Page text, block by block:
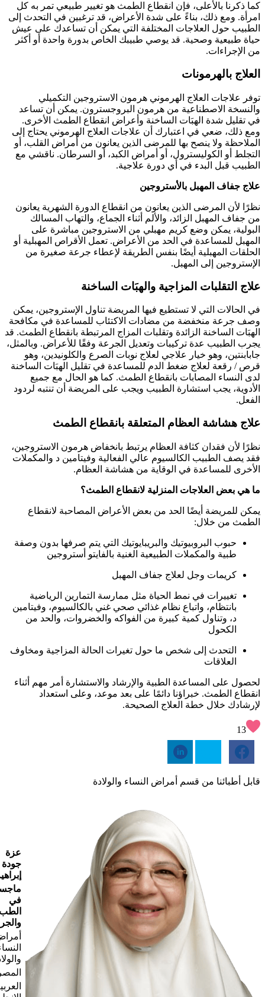
كما ذكرنا بالأعلى، فإن انقطاع الطمث هو تغيير طبيعي تمر به كل
امرأة. ومع ذلك، بناءً على شدة الأعراض، قد ترغبين في التحدث إلى
الطبيب حول العلاجات المختلفة التي يمكن أن تساعدك على عيش
حياة طبيعية وصحية. قد يوصي طبيبك الخاص بدورة واحدة أو أكثر
من الإجراءات.
العلاج بالهرمونات
توفر علاجات العلاج الهرموني هرمون الاستروجين التكميلي
والنسخة الاصطناعية من هرمون البروجسترون. يمكن أن تساعد
في تقليل شدة الهبَات الساخنة وأعراض انقطاع الطمث الأخرى.
ومع ذلك، ضعي في اعتبارك أن علاجات العلاج الهرموني يحتاج إلى
الملاحظة ولا ينصح بها للمرضى الذين يعانون من أمراض القلب، أو
التجلط أو الكوليسترول، أو أمراض الكبد، أو السرطان. ناقشي مع
الطبيب قبل البدء في أي دورة علاجية.
علاج جفاف المهبل بالأستروجين
نظرًا لأن المرضى الذين يعانون من انقطاع الدورة الشهرية يعانون
من جفاف المهبل الزائد، والألم أثناء الجماع، والتهاب المسالك
البولية، يمكن وضع كريم مهبلي من الاستروجين مباشرة على
المهبل للمساعدة في الحد من الأعراض. تعمل الأقراص المهبلية أو
الحلقات المهبلية أيضًا بنفس الطريقة لإعطاء جرعة صغيرة من
الإستروجين إلى المهبل.
علاج التقلبات المزاجية والهبَات الساخنة
في الحالات التي لا تستطيع فيها المريضة تناول الإستروجين، يمكن
وصف جرعة منخفضة من مضادات الاكتئاب للمساعدة في مكافحة
الهبَات الساخنة الزائدة وتقلبات المزاج المرتبطة بانقطاع الطمث. قد
يجرب الطبيب عدة تركيبات وتعديل الجرعة وفقًا للأعراض. وبالمثل،
جابابنتين، وهو خيار علاجي لعلاج نوبات الصرع والكلونيدين، وهو
قرص / رقعة لعلاج ضغط الدم للمساعدة في تقليل الهبَات الساخنة
لدى النساء المصابات بانقطاع الطمث. كما هو الحال مع جميع
الأدوية، يجب استشارة الطبيب ويجب على المريضة أن تنتبه لردود
الفعل.
علاج هشاشة العظام المتعلقة بانقطاع الطمث
نظرًا لأن فقدان كثافة العظام يرتبط بانخفاض هرمون الاستروجين،
فقد يصف الطبيب الكالسيوم عالي الفعالية وفيتامين د والمكملات
الأخرى للمساعدة في الوقاية من هشاشة العظام.
ما هي بعض العلاجات المنزلية لانقطاع الطمث؟
يمكن للمريضة أيضًا الحد من بعض الأعراض المصاحبة لانقطاع
الطمث من خلال:
حبوب البروبيوتيك والبريبايوتيك التي يتم صرفها بدون وصفة
طبية والمكملات الطبيعية الغنية بالفايتو أستروجين
كريمات وجل لعلاج جفاف المهبل
تغييرات في نمط الحياة مثل ممارسة التمارين الرياضية
بانتظام، واتباع نظام غذائي صحي غني بالكالسيوم، وفيتامين
د، وتناول كمية كبيرة من الفواكه والخضروات، والحد من
الكحول
التحدث إلى شخص ما حول تغيرات الحالة المزاجية ومخاوف
العلاقات
لحصول على المساعدة الطبية والإرشاد والاستشارة أمر مهم أثناء
انقطاع الطمث. خبراؤنا دائمًا على بعد موعد، وعلى استعداد
لإرشادك خلال خطة العلاج الصحيحة.
13
قابل أطبائنا من قسم أمراض النساء والولادة
عزة
جودة
في